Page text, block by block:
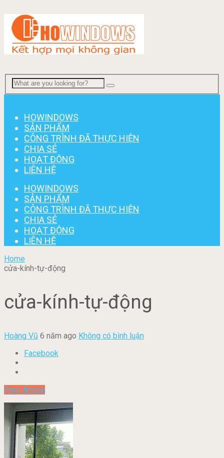
HOWINDOWS
SẢN PHẨM
CÔNG TRÌNH ĐÃ THỰC HIỆN
CHIA SẺ
HOẠT ĐỘNG
LIÊN HỆ
HOWINDOWS
SẢN PHẨM
CÔNG TRÌNH ĐÃ THỰC HIỆN
CHIA SẺ
HOẠT ĐỘNG
LIÊN HỆ
Home
cửa-kính-tự-động
cửa-kính-tự-động
Hoàng Vũ 6 năm ago Không có bình luận
Facebook
Prev Article